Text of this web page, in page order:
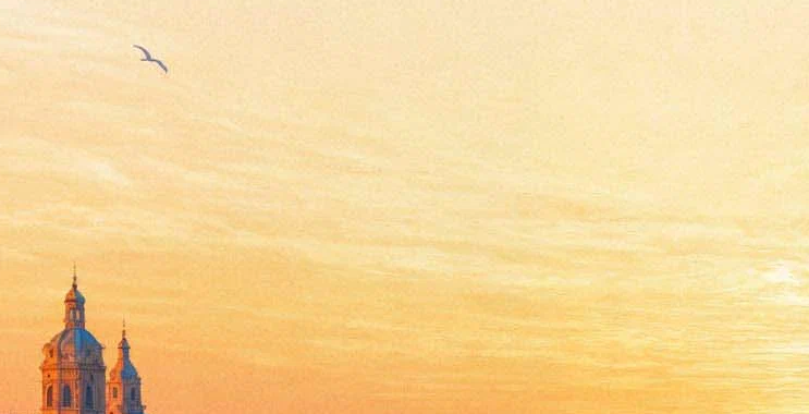
лекции
книги
Пережившая похищение картина Куинджи
28 января 2019,